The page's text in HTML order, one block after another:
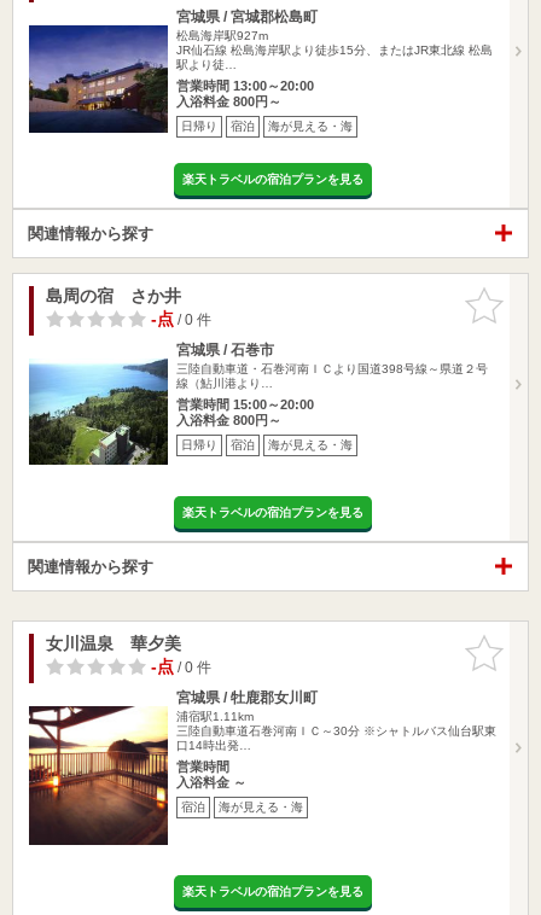
宮城県 / 宮城郡松島町
松島海岸駅927m
JR仙石線 松島海岸駅より徒歩15分、またはJR東北線 松島
駅より徒…
営業時間 13:00～20:00
入浴料金 800円～
日帰り 宿泊 海が見える・海
楽天トラベルの宿泊プランを見る
関連情報から探す
お気に入
りに追加
島周の宿 さか井
-点/ 0 件
宮城県 / 石巻市
三陸自動車道・石巻河南ＩＣより国道398号線～県道２号
線（鮎川港より…
営業時間 15:00～20:00
入浴料金 800円～
日帰り 宿泊 海が見える・海
楽天トラベルの宿泊プランを見る
関連情報から探す
お気に入
りに追加
女川温泉 華夕美
-点/ 0 件
宮城県 / 牡鹿郡女川町
浦宿駅1.11km
三陸自動車道石巻河南ＩＣ～30分 ※シャトルバス仙台駅東
口14時出発…
営業時間
入浴料金 ～
宿泊 海が見える・海
楽天トラベルの宿泊プランを見る